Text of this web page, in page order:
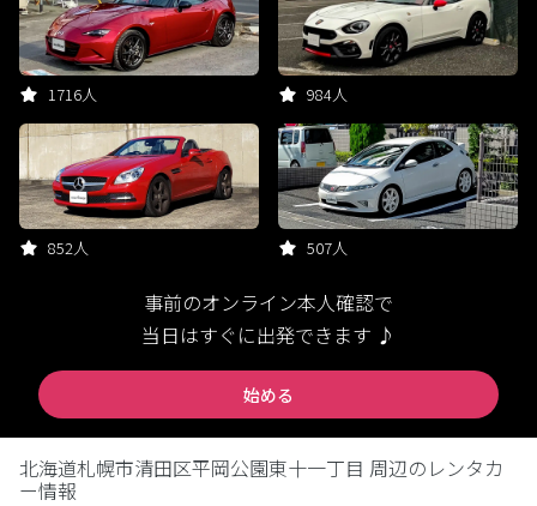
1716人 984人
852人 507人
事前のオンライン本人確認で
当日はすぐに出発できます ♪
始める
北海道札幌市清田区平岡公園東十一丁目 周辺のレンタカ
ー情報